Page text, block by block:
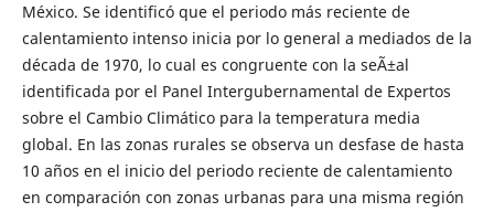
México. Se identificó que el periodo más reciente de
calentamiento intenso inicia por lo general a mediados de la
década de 1970, lo cual es congruente con la seÃ±al
identificada por el Panel Intergubernamental de Expertos
sobre el Cambio Climático para la temperatura media
global. En las zonas rurales se observa un desfase de hasta
10 años en el inicio del periodo reciente de calentamiento
en comparación con zonas urbanas para una misma región